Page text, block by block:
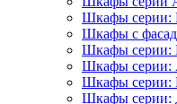
Шкафы серии:
Шкафы с
Шкафы серии:
Шкафы серии:
Шкафы серии:
Шкафы серии: